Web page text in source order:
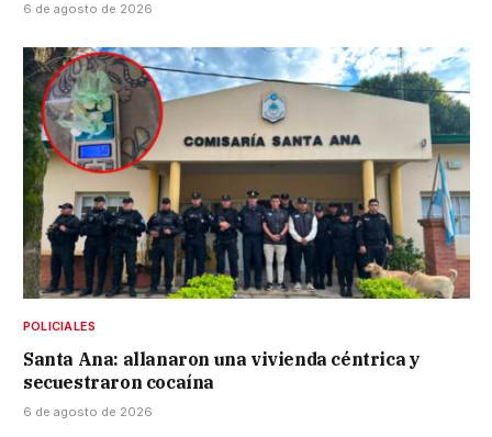
6 de agosto de 2026
POLICIALES
Santa Ana: allanaron una vivienda céntrica y
secuestraron cocaína
6 de agosto de 2026